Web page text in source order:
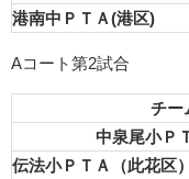
港南中ＰＴＡ(港区)
Aコート第2試合
チー
中泉尾小Ｐ
伝法小ＰＴＡ（此花区）